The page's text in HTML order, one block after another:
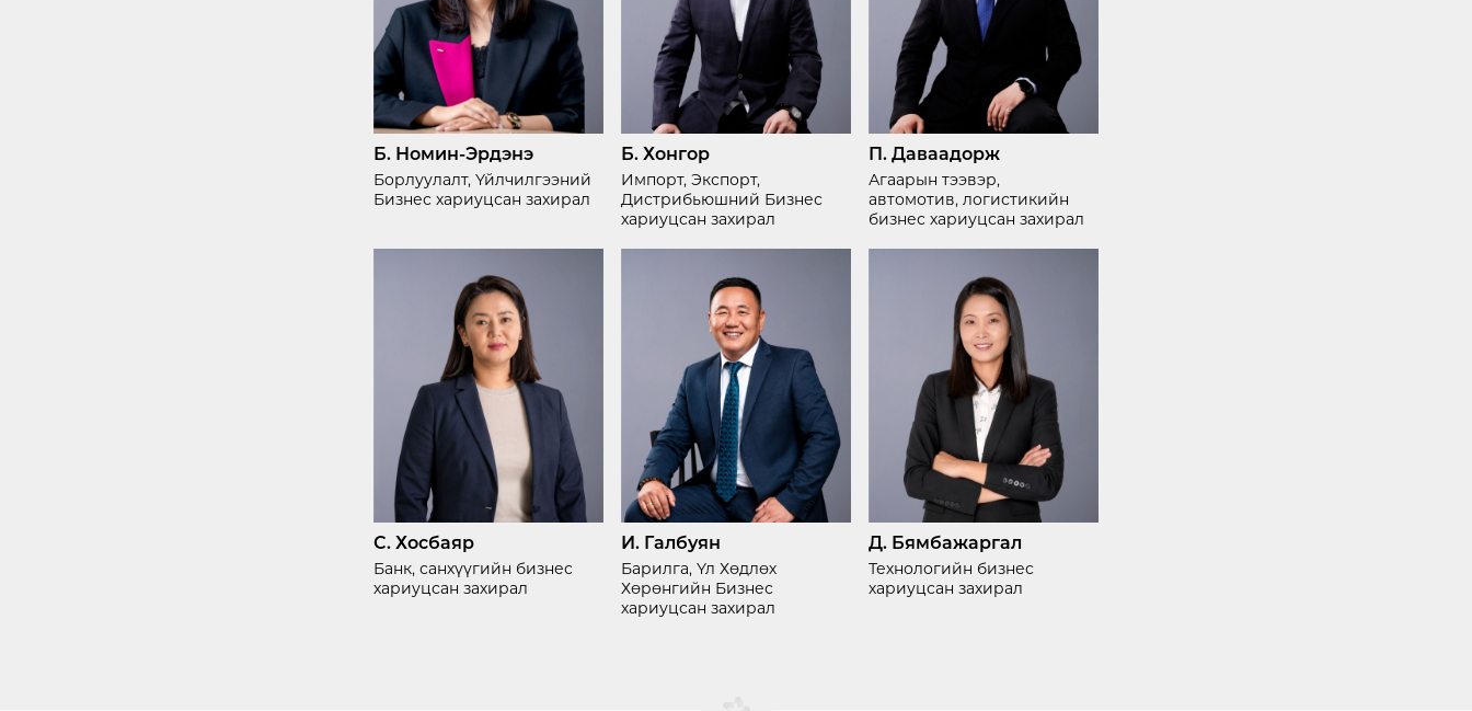
Б. Номин-Эрдэнэ
Борлуулалт, Үйлчилгээний
Бизнес хариуцсан захирал
Б. Хонгор
Импорт, Экспорт,
Дистрибьюшний Бизнес
хариуцсан захирал
П. Даваадорж
Агаарын тээвэр,
автомотив, логистикийн
бизнес хариуцсан захирал
С. Хосбаяр
Банк, санхүүгийн бизнес
хариуцсан захирал
И. Галбуян
Барилга, Үл Хөдлөх
Хөрөнгийн Бизнес
хариуцсан захирал
Д. Бямбажаргал
Технологийн бизнес
хариуцсан захирал